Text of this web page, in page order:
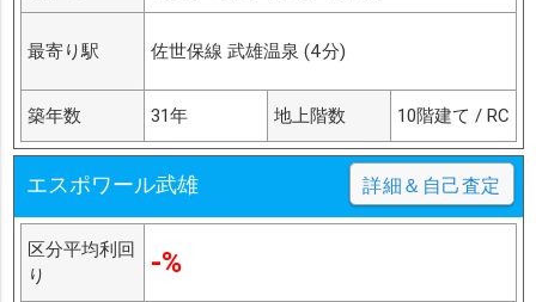
最寄り駅 佐世保線 武雄温泉 (4分)
築年数 31年 地上階数 10階建て / RC
エスポワール武雄 詳細＆自己査定
区分平均利回
り
-%